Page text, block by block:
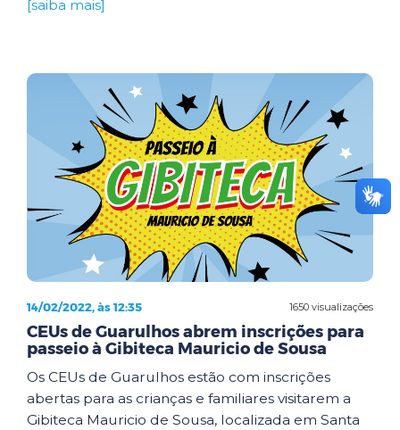
[saiba mais]
1650 visualizações
14/02/2022, às 12:35
CEUs de Guarulhos abrem inscrições para
passeio à Gibiteca Mauricio de Sousa
Os CEUs de Guarulhos estão com inscrições
abertas para as crianças e familiares visitarem a
Gibiteca Mauricio de Sousa, localizada em Santa